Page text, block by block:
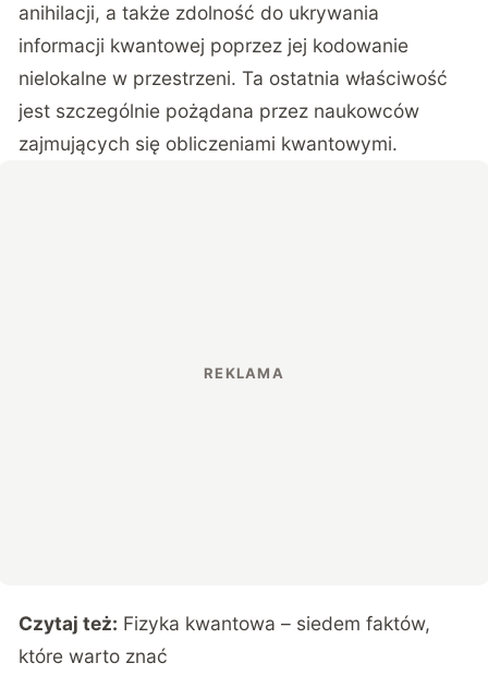
anihilacji, a także zdolność do ukrywania
informacji kwantowej poprzez jej kodowanie
nielokalne w przestrzeni. Ta ostatnia właściwość
jest szczególnie pożądana przez naukowców
zajmujących się obliczeniami kwantowymi.
Czytaj też: Fizyka kwantowa – siedem faktów,
które warto znać